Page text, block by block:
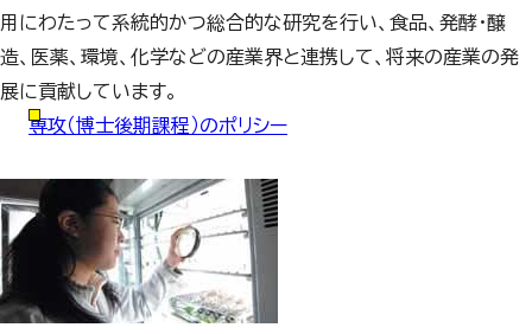
用にわたって系統的かつ総合的な研究を行い、食品、発酵・醸
造、医薬、環境、化学などの産業界と連携して、将来の産業の発
展に貢献しています。
専攻（博士後期課程）のポリシー